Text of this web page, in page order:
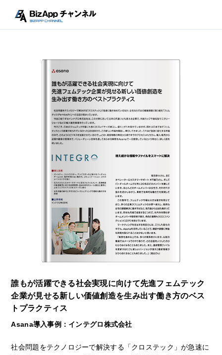
誰もが活躍できる社会実現に向けて先進フェムテック
企業が見せる新しい価値創造を生み出す働き方のベス
トプラクティス
Asana導入事例：インテグロ株式会社
社会問題をテクノロジーで解決する「クロステック」が急速に